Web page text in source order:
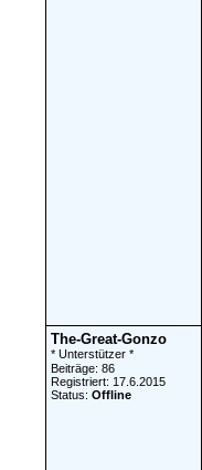
The-Great-Gonzo
* Unterstützer *
Beiträge: 86
Registriert: 17.6.2015
Status: Offline